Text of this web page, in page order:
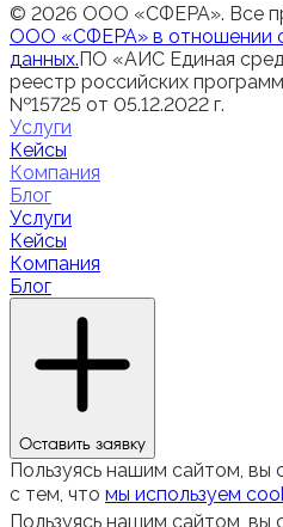
© 2026 ООО «СФЕРА». Все
ООО «СФЕРА» в отношении
данных.ПО «АИС Единая
реестр российских
№15725 от 05.12.2022 г.
Услуги
Кейсы
Компания
Блог
Услуги
Кейсы
Компания
Блог
Оставить заявку
Пользуясь нашим сайтом, вы
с тем, что мы используем
Пользуясь нашим сайтом, вы